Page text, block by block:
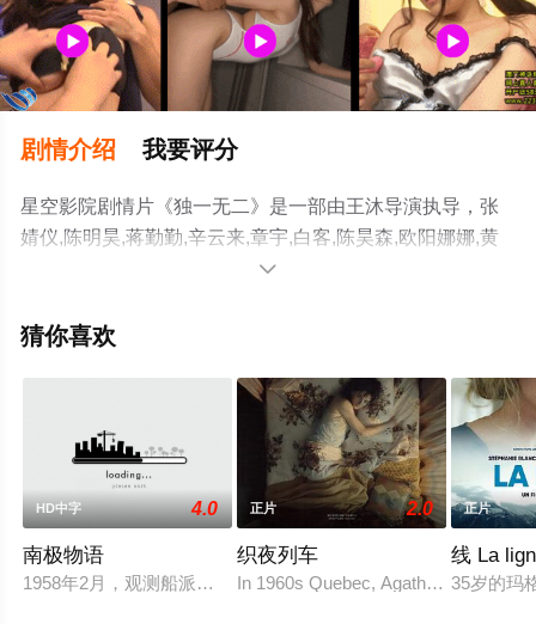
剧情介绍 我要评分
星空影院剧情片《独一无二》是一部由王沐导演执导，张
婧仪,陈明昊,蒋勤勤,辛云来,章宇,白客,陈昊森,欧阳娜娜,黄
建新,张郁梓,董浩,易立竞,张百乔等演员精彩演绎的中国大
视，更多剧情信息可移步至豆瓣电影、电视猫或剧情网等

猜你喜欢
HD中字 4.0
南极物语
1958年2月，观测船派飞机接走了南极昭和基地的第一批考察队
正片 2.0
织夜列车
In 1960s Quebec, Agathe, an
正片
线 La
35岁的玛